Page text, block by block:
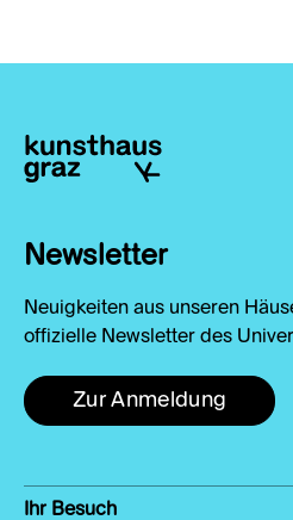
Newsletter
Neuigkeiten aus unseren
offizielle Newsletter des
Zur Anmeldung
Ihr Besuch